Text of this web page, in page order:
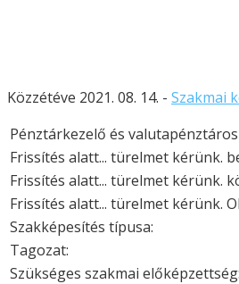
Közzétéve 2021. 08. 14. - Szakmai
Pénztárkezelő és
Frissítés alatt... türelmet kérünk.
Frissítés alatt... türelmet kérünk.
Frissítés alatt... türelmet kérünk.
Szakképesítés típusa:
Tagozat:
Szükséges szakmai előképzettség: